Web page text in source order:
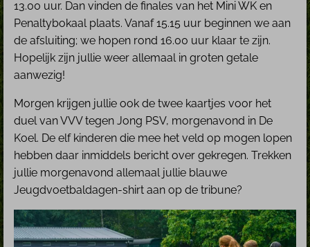
13.00 uur. Dan vinden de finales van het Mini WK en
Penaltybokaal plaats. Vanaf 15.15 uur beginnen we aan
de afsluiting; we hopen rond 16.00 uur klaar te zijn.
Hopelijk zijn jullie weer allemaal in groten getale
aanwezig!
Morgen krijgen jullie ook de twee kaartjes voor het
duel van VVV tegen Jong PSV, morgenavond in De
Koel. De elf kinderen die mee het veld op mogen lopen
hebben daar inmiddels bericht over gekregen. Trekken
jullie morgenavond allemaal jullie blauwe
Jeugdvoetbaldagen-shirt aan op de tribune?